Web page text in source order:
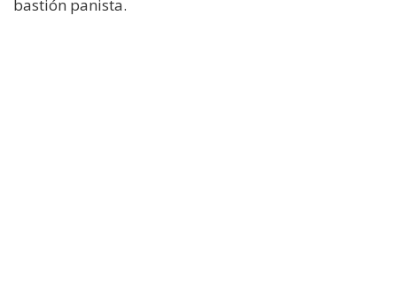
bastión panista.